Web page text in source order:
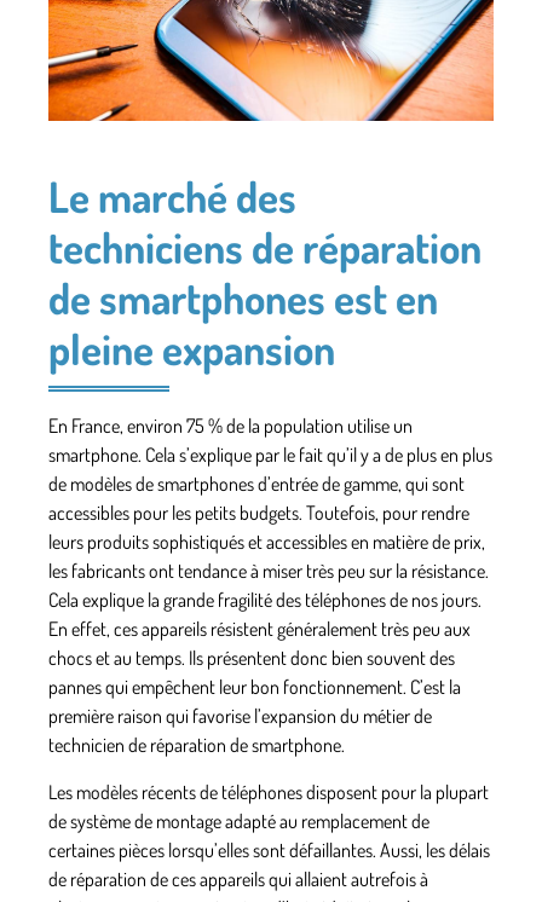
Le marché des
techniciens de réparation
de smartphones est en
pleine expansion
En France, environ 75 % de la population utilise un
smartphone. Cela s’explique par le fait qu’il y a de plus en plus
de modèles de smartphones d’entrée de gamme, qui sont
accessibles pour les petits budgets. Toutefois, pour rendre
leurs produits sophistiqués et accessibles en matière de prix,
les fabricants ont tendance à miser très peu sur la résistance.
Cela explique la grande fragilité des téléphones de nos jours.
En effet, ces appareils résistent généralement très peu aux
chocs et au temps. Ils présentent donc bien souvent des
pannes qui empêchent leur bon fonctionnement. C’est la
première raison qui favorise l’expansion du métier de
technicien de réparation de smartphone.
Les modèles récents de téléphones disposent pour la plupart
de système de montage adapté au remplacement de
certaines pièces lorsqu’elles sont défaillantes. Aussi, les délais
de réparation de ces appareils qui allaient autrefois à